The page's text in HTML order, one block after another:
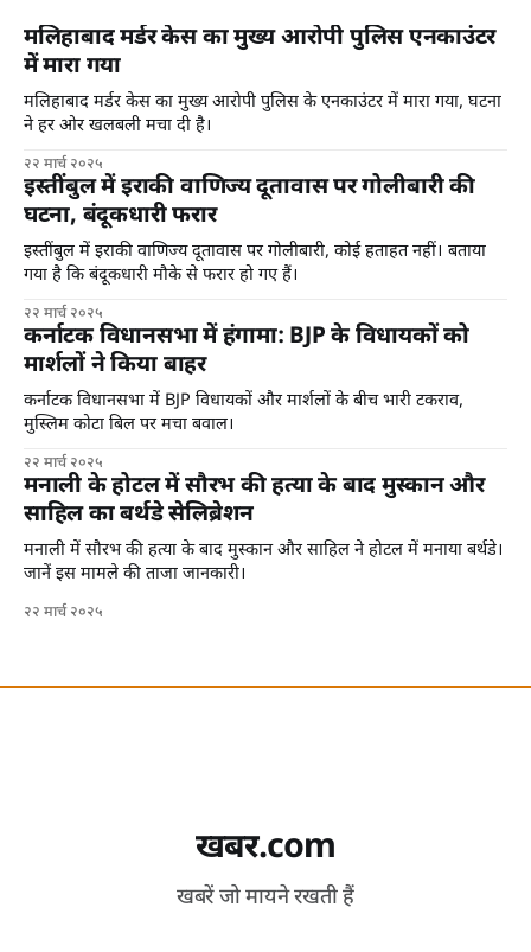
मलिहाबाद मर्डर केस का मुख्य आरोपी पुलिस एनकाउंटर
में मारा गया
मलिहाबाद मर्डर केस का मुख्य आरोपी पुलिस के एनकाउंटर में मारा गया, घटना
ने हर ओर खलबली मचा दी है।
२२ मार्च २०२५
इस्तींबुल में इराकी वाणिज्य दूतावास पर गोलीबारी की
घटना, बंदूकधारी फरार
इस्तींबुल में इराकी वाणिज्य दूतावास पर गोलीबारी, कोई हताहत नहीं। बताया
गया है कि बंदूकधारी मौके से फरार हो गए हैं।
२२ मार्च २०२५
कर्नाटक विधानसभा में हंगामा: BJP के विधायकों को
मार्शलों ने किया बाहर
कर्नाटक विधानसभा में BJP विधायकों और मार्शलों के बीच भारी टकराव,
मुस्लिम कोटा बिल पर मचा बवाल।
२२ मार्च २०२५
मनाली के होटल में सौरभ की हत्या के बाद मुस्कान और
साहिल का बर्थडे सेलिब्रेशन
मनाली में सौरभ की हत्या के बाद मुस्कान और साहिल ने होटल में मनाया बर्थडे।
जानें इस मामले की ताजा जानकारी।
२२ मार्च २०२५
खबर.com
खबरें जो मायने रखती हैं